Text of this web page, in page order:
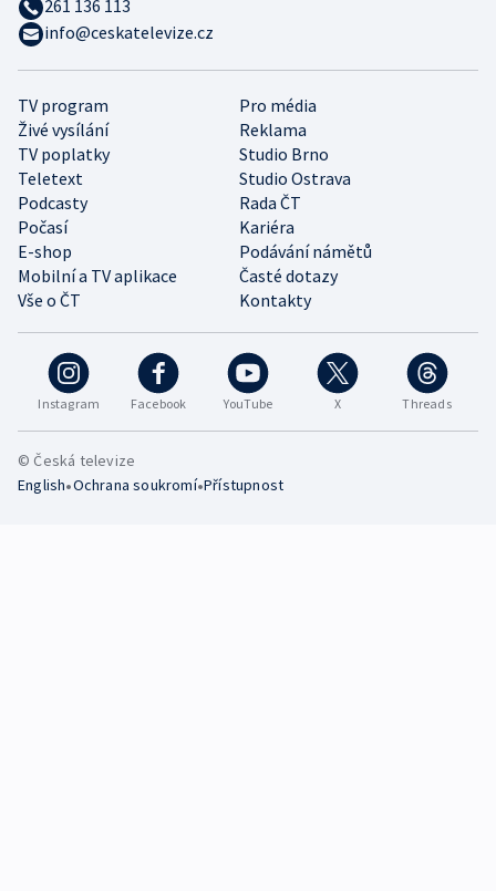
Instagram Facebook YouTube X Threads
TV program
Pro média
Živé vysílání
Reklama
TV poplatky
Studio Brno
Teletext
Studio Ostrava
Podcasty
Rada ČT
Počasí
Kariéra
E-shop
Podávání námětů
Mobilní a TV aplikace
Časté dotazy
Vše o ČT
Kontakty
261 136 113
info@ceskatelevize.cz
© Česká televize
English•Ochrana soukromí•Přístupnost